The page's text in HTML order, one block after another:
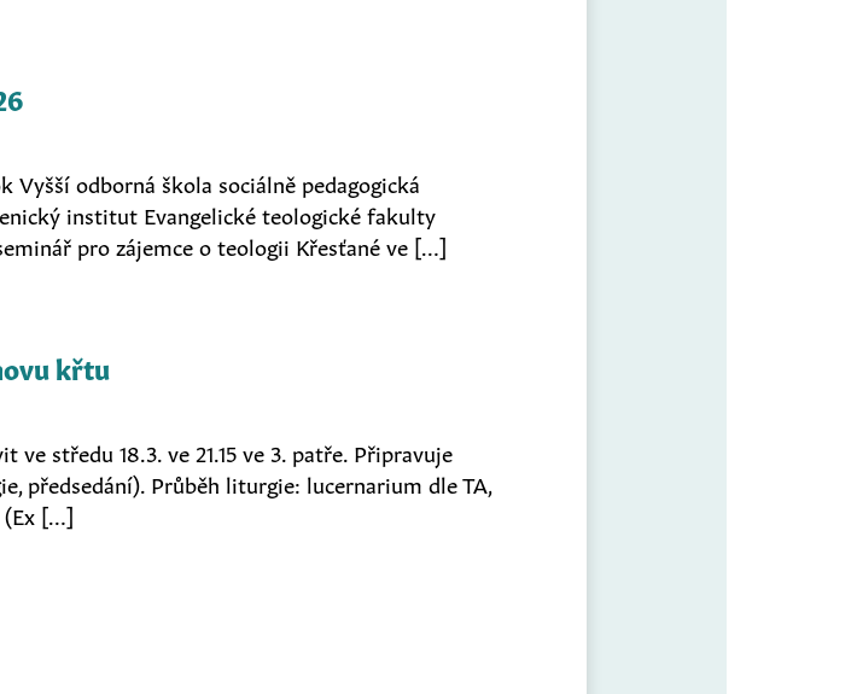
odborná škola sociálně pedagogická
institut Evangelické teologické fakulty
pro zájemce o teologii Křesťané ve […]
křtu
středu 18.3. ve 21.15 ve 3. patře. Připravuje
předsedání). Průběh liturgie: lucernarium dle TA,
(Ex […]